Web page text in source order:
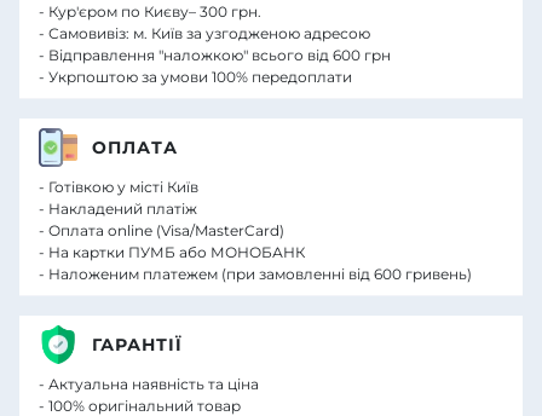
- Кур'єром по Києву– 300 грн.
- Самовивіз: м. Київ за узгодженою адресою
- Відправлення "наложкою" всього від 600 грн
- Укрпоштою за умови 100% передоплати
ОПЛАТА
- Готівкою у місті Київ
- Накладений платіж
- Оплата online (Visa/MasterCard)
- На картки ПУМБ або МОНОБАНК
- Наложеним платежем (при замовленні від 600 гривень)
ГАРАНТІЇ
- Актуальна наявність та ціна
- 100% оригінальний товар